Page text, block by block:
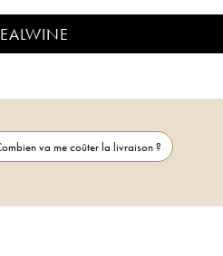
va me coûter la livraison ?